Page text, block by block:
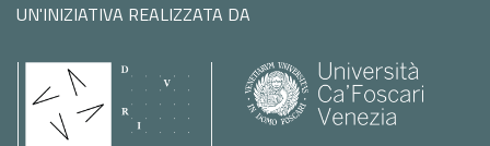
UN'INIZIATIVA REALIZZATA DA